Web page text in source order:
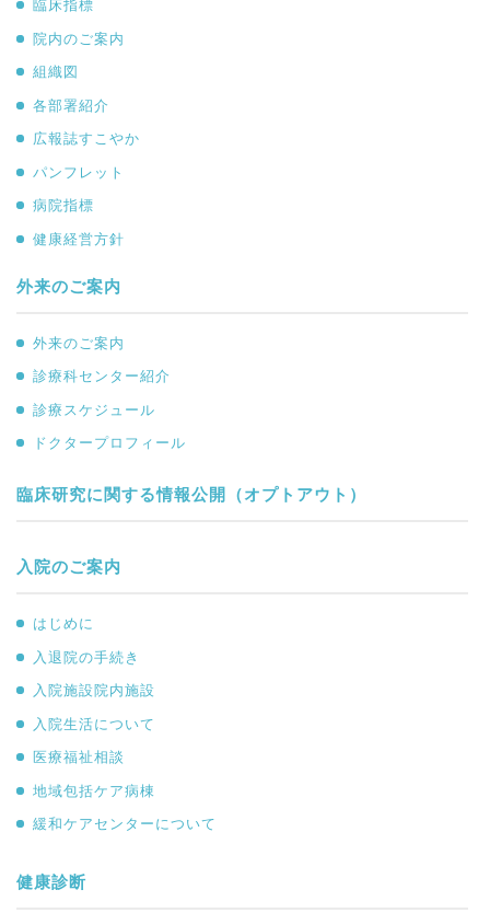
臨床指標
院内のご案内
組織図
各部署紹介
広報誌すこやか
パンフレット
病院指標
健康経営方針
外来のご案内
外来のご案内
診療科センター紹介
診療スケジュール
ドクタープロフィール
臨床研究に関する情報公開（オプトアウト）
入院のご案内
はじめに
入退院の手続き
入院施設院内施設
入院生活について
医療福祉相談
地域包括ケア病棟
緩和ケアセンターについて
健康診断